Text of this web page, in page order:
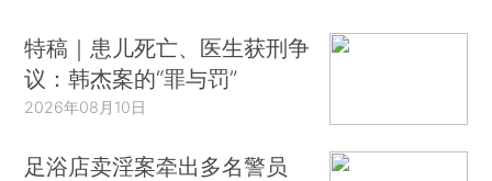
特稿｜患儿死亡、医生获刑争
议：韩杰案的“罪与罚”
2026年08月10日
足浴店卖淫案牵出多名警员